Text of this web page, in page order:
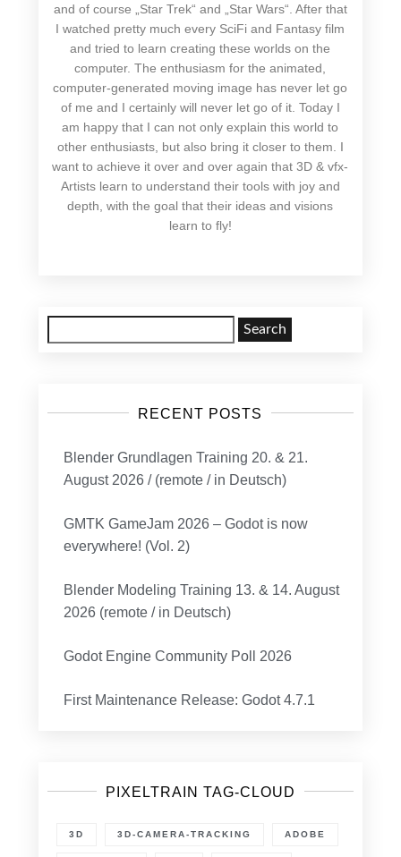
and of course „Star Trek“ and „Star Wars“. After that
I watched pretty much every SciFi and Fantasy film
and tried to learn creating these worlds on the
computer. The enthusiasm for the animated,
computer-generated moving image has never let go
of me and I certainly will never let go of it. Today I
am happy that I can not only explain this world to
other enthusiasts, but also bring it closer to them. I
want to achieve it over and over again that 3D & vfx-
Artists learn to understand their tools with joy and
depth, with the goal that their ideas and visions
learn to fly!
for:
RECENT POSTS
Blender Grundlagen Training 20. & 21.
August 2026 / (remote / in Deutsch)
GMTK GameJam 2026 – Godot is now
everywhere! (Vol. 2)
Blender Modeling Training 13. & 14. August
2026 (remote / in Deutsch)
Godot Engine Community Poll 2026
First Maintenance Release: Godot 4.7.1
PIXELTRAIN TAG-CLOUD
3D 3D-CAMERA-TRACKING ADOBE